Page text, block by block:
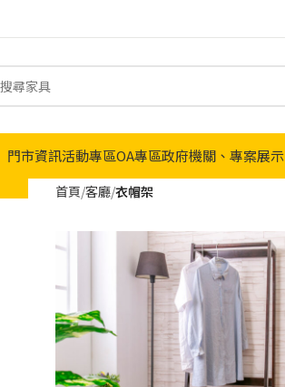
門市資訊活動專區OA專區政府機關、專案展示
首頁 客廳 衣帽架